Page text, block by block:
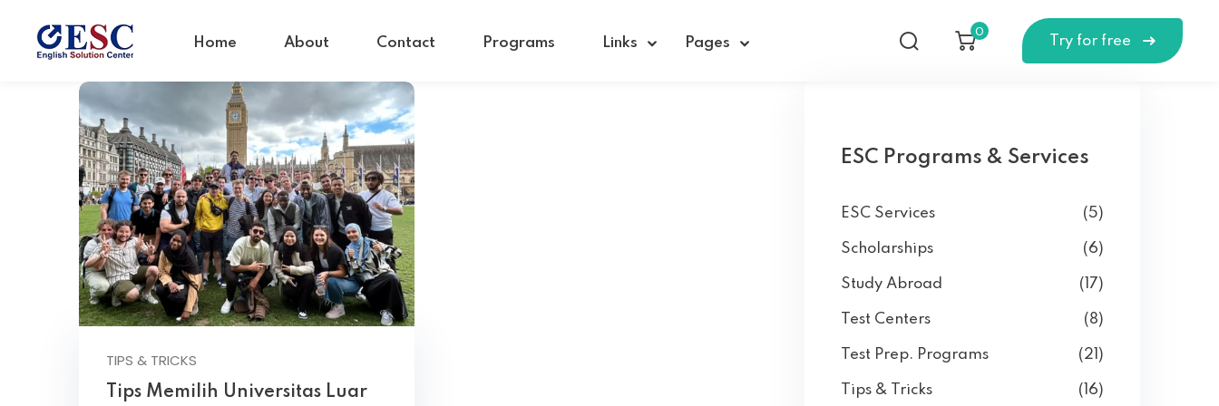
Home About Contact Programs Links Pages
0
Try for free
TIPS & TRICKS
Tips Memilih Universitas Luar
ESC Programs & Services
ESC Services (5)
Scholarships (6)
Study Abroad (17)
Test Centers (8)
Test Prep. Programs (21)
Tips & Tricks (16)